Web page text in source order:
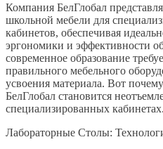
Компания БелГлобал
школьной мебели для
кабинетов, обеспечивая
эргономики и эффективности
современное образование
правильного мебельного
усвоения материала. Вот
БелГлобал становится
специализированных кабинетах.
Лабораторные Столы: